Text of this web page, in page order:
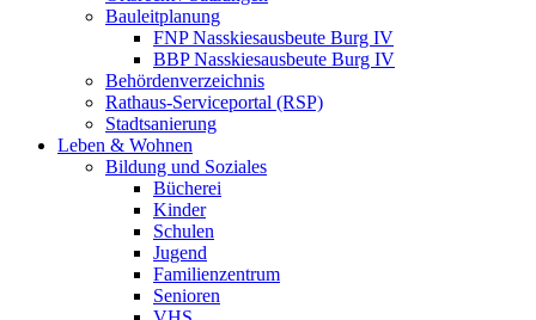
Bauleitplanung
FNP Nasskiesausbeute Burg IV
BBP Nasskiesausbeute Burg IV
Behördenverzeichnis
Rathaus-Serviceportal (RSP)
Stadtsanierung
Leben & Wohnen
Bildung und Soziales
Bücherei
Kinder
Schulen
Jugend
Familienzentrum
Senioren